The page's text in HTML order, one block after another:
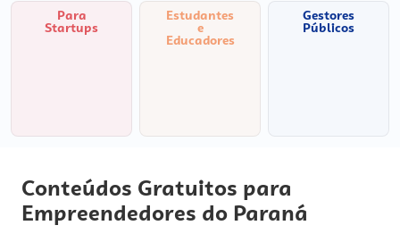
Para
Startups
Estudantes
e
Educadores
Gestores
Públicos
Conteúdos Gratuitos para
Empreendedores do Paraná